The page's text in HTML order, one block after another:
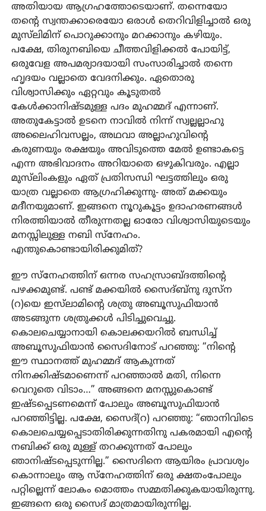
അതിയായ ആഗ്രഹത്തോടെയാണ്. തന്നെയോ
തന്റെ സ്വന്തക്കാരെയോ ഒരാള്‍ തെറിവിളിച്ചാല്‍ ഒരു
മുസ്‌ലിമിന് പൊറുക്കാനും മറക്കാനും കഴിയും.
പക്ഷേ, തിരുനബിയെ ചീത്തവിളിക്കല്‍ പോയിട്ട്,
ഒരുവേള അപമര്യാദയായി സംസാരിച്ചാല്‍ തന്നെ
ഹൃദയം വല്ലാതെ വേദനിക്കും. ഏതൊരു
വിശ്വാസിക്കും ഏറ്റവും കൂടുതല്‍
കേള്‍ക്കാനിഷ്ടമുള്ള പദം മുഹമ്മദ് എന്നാണ്.
അതുകേട്ടാല്‍ ഉടനെ നാവില്‍ നിന്ന് സ്വല്ലല്ലാഹു
അലൈഹിവസല്ലം, അഥവാ അല്ലാഹുവിന്റെ
കരുണയും രക്ഷയും അവിടുത്തെ മേല്‍ ഉണ്ടാകട്ടെ
എന്ന അഭിവാദനം അറിയാതെ ഒഴുകിവരും. എല്ലാ
മുസ്‌ലിംകളും ഏത് പ്രതിസന്ധി ഘട്ടത്തിലും ഒരു
യാത്ര വല്ലാതെ ആഗ്രഹിക്കുന്നു- അത് മക്കയും
മദീനയുമാണ്. ഇങ്ങനെ നൂറുകൂട്ടം ഉദാഹരണങ്ങള്‍
നിരത്തിയാല്‍ തീരുന്നതല്ല ഓരോ വിശ്വാസിയുടെയും
മനസ്സിലുള്ള നബി സ്‌നേഹം.
എന്തുകൊണ്ടായിരിക്കുമിത്?
ഈ സ്‌നേഹത്തിന് ഒന്നര സഹസ്രാബ്ദത്തിന്റെ
പഴക്കമുണ്ട്. പണ്ട് മക്കയില്‍ സൈദ്ബ്‌നു ദുസ്ന
(റ)യെ ഇസ്‌ലാമിന്റെ ശത്രു അബൂസുഫിയാന്‍
അടങ്ങുന്ന ശത്രുക്കള്‍ പിടിച്ചുവെച്ചു.
കൊലചെയ്യാനായി കൊലക്കയറില്‍ ബന്ധിച്ച്
അബൂസുഫിയാന്‍ സൈദിനോട് പറഞ്ഞു: “നിന്റെ
ഈ സ്ഥാനത്ത് മുഹമ്മദ് ആകുന്നത്
നിനക്കിഷ്ടമാണെന്ന് പറഞ്ഞാല്‍ മതി, നിന്നെ
വെറുതെ വിടാം…” അങ്ങനെ മനസ്സുകൊണ്ട്
ഇഷ്ടപ്പെടണമെന്ന് പോലും അബൂസുഫിയാന്‍
പറഞ്ഞിട്ടില്ല. പക്ഷേ, സൈദ്(റ) പറഞ്ഞു: “ഞാനിവിടെ
കൊലചെയ്യപ്പെടാതിരിക്കുന്നതിനു പകരമായി എന്റെ
നബിക്ക് ഒരു മുള്ള് തറക്കുന്നത് പോലും
ഞാനിഷ്ടപ്പെടുന്നില്ല.” സൈദിനെ ആയിരം പ്രാവശ്യം
കൊന്നാലും ആ സ്‌നേഹത്തിന് ഒരു ക്ഷതംപോലും
പറ്റില്ലെന്ന് ലോകം മൊത്തം സമ്മതിക്കുകയായിരുന്നു.
ഇങ്ങനെ ഒരു സൈദ് മാത്രമായിരുന്നില്ല.